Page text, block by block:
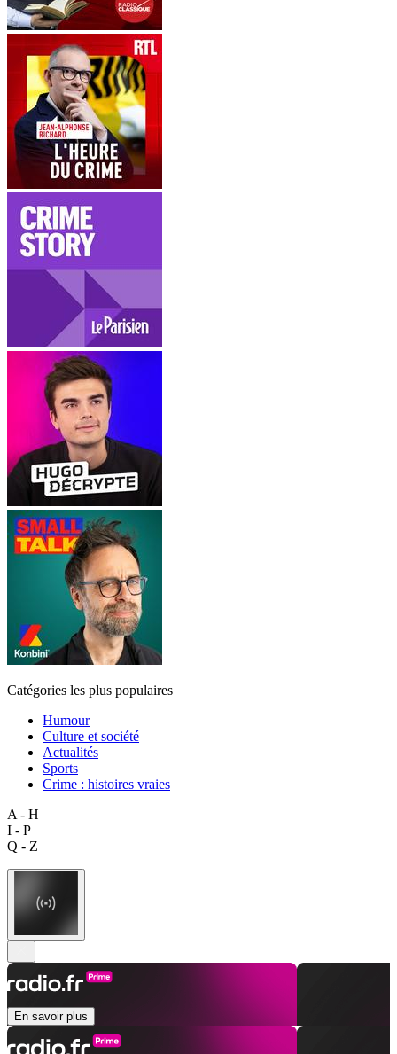
Catégories les plus populaires
Humour
Culture et société
Actualités
Sports
Crime : histoires vraies
A - H
I - P
Q - Z
En savoir plus